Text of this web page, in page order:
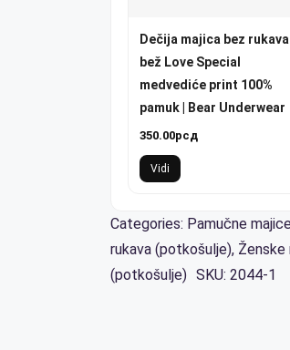
Dečija majica bez rukava
bež Love Special
medvediće print 100%
pamuk | Bear Underwear
350.00рсд
Vidi
Categories: Pamučne
rukava (potkošulje), Ženske
(potkošulje) SKU: 2044-1